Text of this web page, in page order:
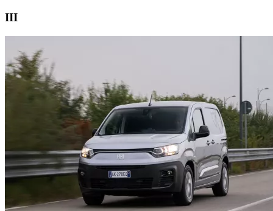
III